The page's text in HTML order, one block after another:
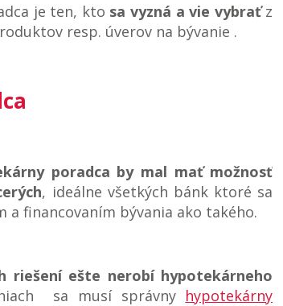
je ten, kto sa vyzná a vie vybraťz
resp. úverov na bývanie .
poradca by mal mať možnosť
, ideálne všetkých bánk ktoré sa
financovaním bývania ako takého.
riešení ešte nerobí hypotekárneho
sa musí správny hypotekárny